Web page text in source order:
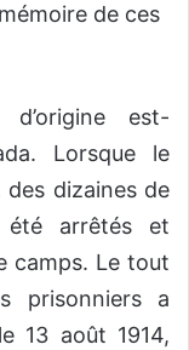
de ces
est-
Lorsque le
dizaines de
été arrêtés et
camps. Le tout
prisonniers a
13 août 1914,